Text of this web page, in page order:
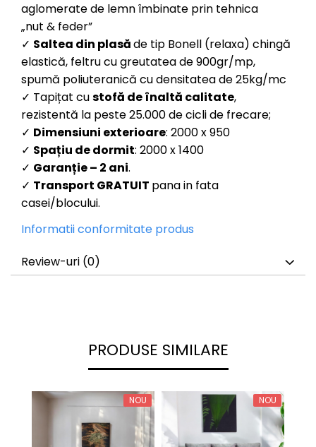
aglomerate de lemn îmbinate prin tehnica
„nut & feder”
✓ Saltea din plasăde tip Bonell (relaxa) chingă
elastică, feltru cu greutatea de 900gr/mp,
spumă poliuteranică cu densitatea de 25kg/mc
✓ Tapițat custofă de înaltă calitate,
rezistentă la peste 25.000 de cicli de frecare;
✓ Dimensiuni exterioare: 2000 x 950
✓ Spațiu de dormit: 2000 x 1400
✓ Garanție– 2 ani.
✓ Transport GRATUIT pana in fata
casei/blocului.
Informatii conformitate produs
Review-uri (0)
PRODUSE SIMILARE
NOU NOU